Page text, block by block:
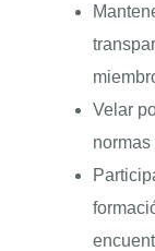
Velar
normas